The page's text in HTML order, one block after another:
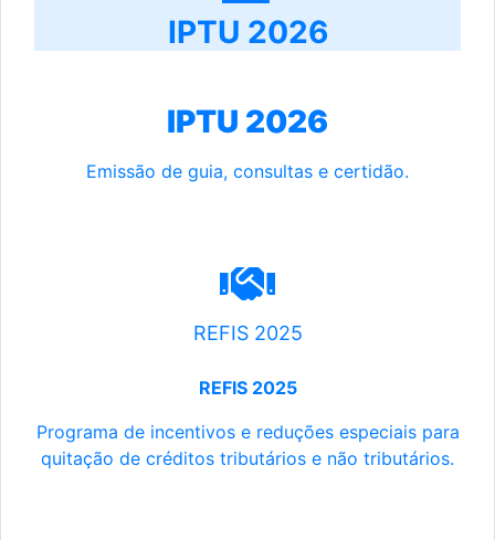
IPTU 2026
IPTU 2026
Emissão de guia, consultas e certidão.
REFIS 2025
REFIS 2025
Programa de incentivos e reduções especiais para
quitação de créditos tributários e não tributários.